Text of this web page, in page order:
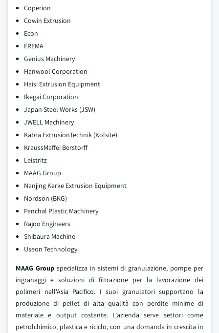
Coperion
Cowin Extrusion
Econ
EREMA
Genius Machinery
Hanwool Corporation
Haisi Extrusion Equipment
Ikegai Corporation
Japan Steel Works (JSW)
JWELL Machinery
Kabra ExtrusionTechnik (Kolsite)
KraussMaffei Berstorff
Leistritz
MAAG Group
Nanjing Kerke Extrusion Equipment
Nordson (BKG)
Panchal Plastic Machinery
Rajoo Engineers
Shibaura Machine
Useon Technology
MAAG Groupspecializza in sistemi di granulazione, pompe per
ingranaggi e soluzioni di filtrazione per la lavorazione dei
polimeri nell'Asia Pacifico. I suoi granulatori supportano la
produzione di pellet di alta qualità con perdite minime di
materiale e output costante. L'azienda serve settori come
petrolchimico, plastica e riciclo, con una domanda in crescita in